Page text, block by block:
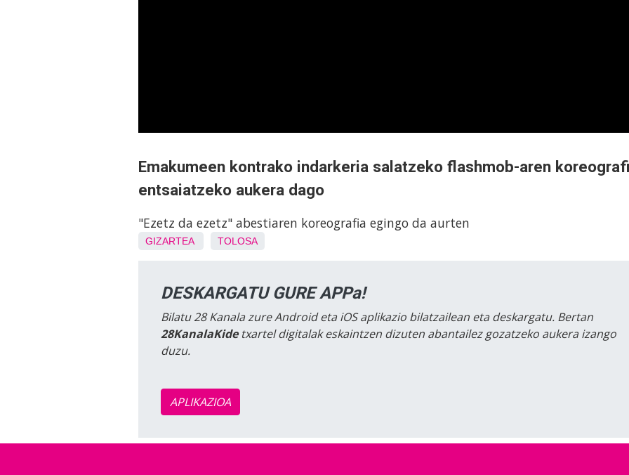
Emakumeen kontrako indarkeria salatzeko flashmob-aren
entsaiatzeko aukera dago
"Ezetz da ezetz" abestiaren koreografia egingo da aurten
GIZARTEA TOLOSA
DESKARGATU GURE APPa!
Bilatu 28 Kanala zure Android eta iOS aplikazio bilatzailean eta deskargatu. Bertan
28KanalaKidetxartel digitalak eskaintzen dizuten abantailez gozatzeko aukera izango
duzu.
APLIKAZIOA